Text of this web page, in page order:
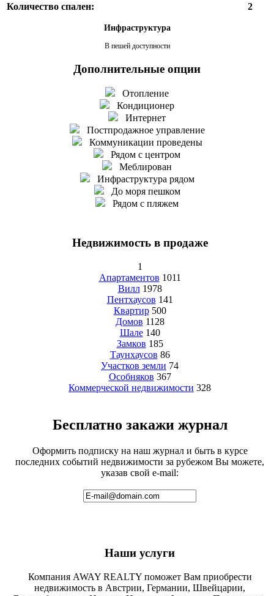
Количество спален:
2
Инфраструктура
В пешей доступности
Дополнительные опции
Отопление
Кондиционер
Интернет
Постпродажное управление
Коммуникации проведены
Рядом с центром
Меблирован
Инфраструктура рядом
До моря пешком
Рядом с пляжем
Недвижимость в продаже
1
Апартаментов 1011
Вилл 1978
Пентхаусов 141
Квартир 500
Домов 1128
Шале 140
Замков 185
Таунхаусов 86
Участков земли 74
Особняков 367
Коммерческой недвижимости 328
Бесплатно закажи журнал
Оформить подписку на наш журнал и быть в курсе
последних событий недвижимости за рубежом Вы можете,
указав свой e-mail:
Наши услуги
Компания AWAY REALTY поможет Вам приобрести
недвижимость в Австрии, Германии, Швейцарии,